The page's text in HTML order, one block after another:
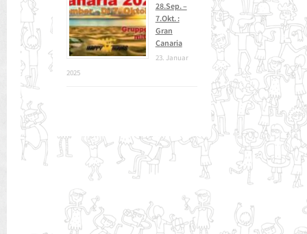
28.Sep. –
7.Okt. :
Gran
Canaria
23. Januar
2025